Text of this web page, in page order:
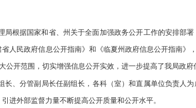
局根据国家和省、州关于全面 加强政务公开工作的安排部署
省人民政府信息公开指南》和 《临夏州政府信息公开指南》 ，
公开范围，切实增强信息公开实效，进一步提高了我局政
长、分管副局长任副组长，各科（室）和直属单位负责人
进外部监督力量不断提高公开质量和公开水平。